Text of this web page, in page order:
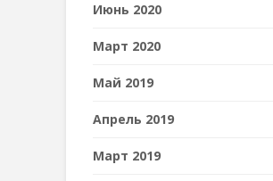
Июнь 2020
Март 2020
Май 2019
Апрель 2019
Март 2019